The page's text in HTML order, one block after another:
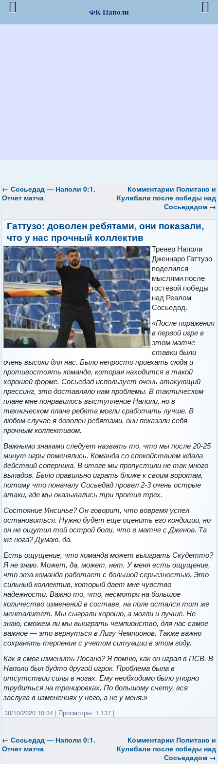
← Сосьедад — Наполи 0:1.
Отчет матча
Комментарии Политано и
Кулибали после победы над
Сосьедадом →
Гаттузо: доволен ребятами, они показали,
что у нас прочный коллектив
Тренер Наполи
Дженнаро Гаттузо
поделился
мыслями после
гостевой победы
над Реалом
Сосьедад.
«После поражения
в первой игре в
этом матче
ставки были
очень высоки для нас. Было непросто приехать сюда и
противостоять команде, которая находится в такой
хорошей форме. Сосьедад использует очень атакующий
прессинг, это доставляло нам проблемы. В тактическом
плане мне понравилось выступление Наполи, но в
техническом плане ребята могли сработать лучше. В
любом случае я доволен ребятами, они показали себя
прочным коллективом.
Важными знаками следует назвать то, что мы после 20-25
минут игры поменялись. Команда со спокойствием ждала
действий соперника. В итоге мы пропустили не так много
выпадов. Было правильно играть ближе к своим воротам,
потому что поначалу Сосьедад провел 2-3 очень острые
атаки, где мы оказывались три против трех.
Состояние Инсинье? Он говорит, что вовремя успел
остановиться. Нужно будет еще оценить его кондиции, но
он не ощутил той острой боли, что в матче с Дженоа. Та
же нога? Думаю, да.
Есть ощущение, что команда может выиграть Скудетто?
Я не знаю. Может, да, может, нет. У меня есть ощущение,
что эта команда работает с большой серьезностью. Это
сильный коллектив, который дает мне чувство
надежности. Важно то, что, несмотря на большое
количество изменений в составе, на поле остался тот же
менталитет. Мы сыграли хорошо, а могли и лучше. Не
знаю, сможем ли мы выиграть чемпионство, для нас самое
важное — это вернуться в Лигу Чемпионов. Также важно
сохранять терпение с учетом ситуации в этом году.
Как я смог изменить Лосано? Я помню, как он играл в ПСВ. В
Наполи был будто другой игрок. Проблема была в
отсутствии силы в ногах. Ему необходимо было упорно
трудиться на тренировках. По большому счету, вся
заслуга в изменениях у него, а не у меня.»
30/10/2020 10:34 | Просмотры: 1 137 |
← Сосьедад — Наполи 0:1.
Отчет матча
Комментарии Политано и
Кулибали после победы над
Сосьедадом →
ФК Наполи